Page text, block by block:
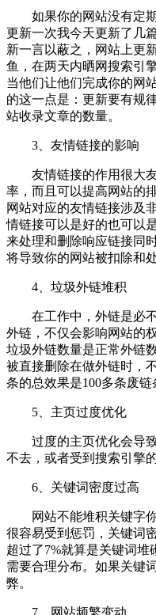
如果你的网站没有定期
更新一次我今天更新了几
新一言以蔽之，网站上更
鱼，在两天内晒网搜索引
当他们让他们完成你的网
的这一点是：更新要有规
站收录文章的数量。
3、友情链接的影响
友情链接的作用很大友
率，而且可以提高网站的
网站对应的友情链接涉及
情链接可以是好的也可以
来处理和删除响应链接同
将导致你的网站被扣除和处
4、垃圾外链堆积
在工作中，外链是必不
外链，不仅会影响网站的
垃圾外链数量是正常外链
被直接删除在做外链时，
条的总效果是100多条废链
5、主页过度优化
过度的主页优化会导致
不去，或者受到搜索引擎的
6、关键词密度过高
网站不能堆积关键字你
很容易受到惩罚，关键词
超过了7%就算是关键词
需要合理分布。如果关键
弊。